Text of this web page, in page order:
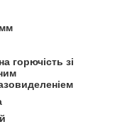
горючість зі